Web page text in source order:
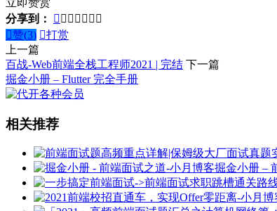
分享到：
      
赞(3) 打赏
上一篇
百战-Web前端全栈工程师2021 | 完结 下一篇
掘金小册 – Flutter 完全手册
相关推荐
掘金小册 –